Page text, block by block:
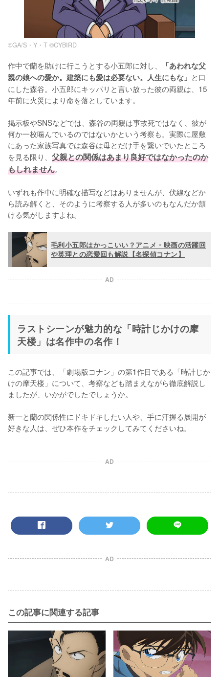
©︎GA/S・Y・T ©︎CYBIRD
作中で蘭を助けに行こうとする小五郎に対し、
「あわれな父
親の娘への愛か。建築にも愛は必要ない。人生にもな」 と口
にした森谷。小五郎にキッパリと言い放った彼の両親は、15
年前に火災により命を落としています。
掲示板やSNSなどでは、森谷の両親は事故死ではなく、彼が
何か一枚噛んでいるのではないかという考察も。実際に屋敷
にあった家族写真では森谷は母とだけ手を繋いでいたところ
を見る限り、 父親との関係はあまり良好ではなかったのか
もしれません。
いずれも作中に明確な描写などはありませんが、伏線などか
ら読み解くと、そのように考察する人が多いのもなんだか頷
ける気がしますよね。
毛利小五郎はかっこいい？アニメ・映画の活躍回
や英理との恋愛回も解説【名探偵コナン】
AD
ラストシーンが魅力的な「時計じかけの摩
天楼」は名作中の名作！
この記事では、「劇場版コナン」の第1作目である「時計じか
けの摩天楼」について、考察なども踏まえながら徹底解説し
ましたが、いかがでしたでしょうか。
新一と蘭の関係性にドキドキしたい人や、手に汗握る展開が
好きな人は、ぜひ本作をチェックしてみてくださいね。
AD
AD
この記事に関連する記事